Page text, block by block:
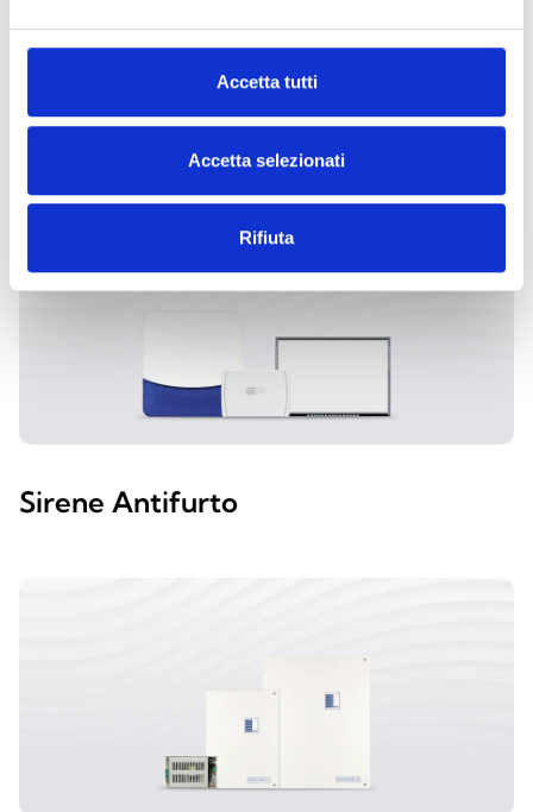
Accetta tutti
Accetta selezionati
Rifiuta
ESPLORA LE ALTRE
CATEGORIE
Sirene Antifurto